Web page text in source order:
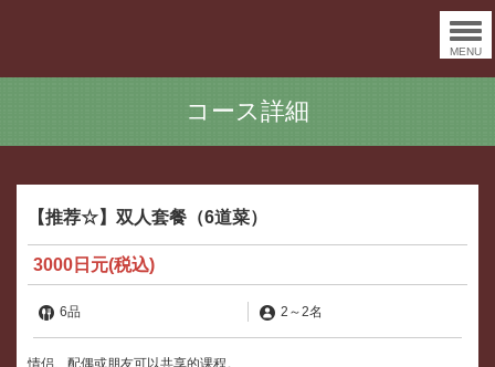
MENU
コース詳細
【推荐☆】双人套餐（6道菜）
3000日元(税込)
6品 2 ～2名
情侣、配偶或朋友可以共享的课程。